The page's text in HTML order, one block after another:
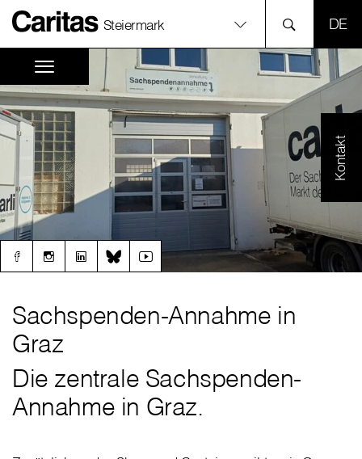
Steiermark
Kontakt
Sachspenden-Annahme in
Graz
Die zentrale Sachspenden-
Annahme in Graz.